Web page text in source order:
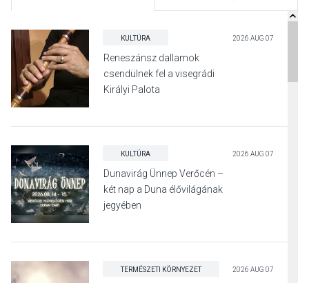
KULTÚRA 2026 AUG 07
Reneszánsz dallamok
csendülnek fel a visegrádi
Királyi Palota
KULTÚRA 2026 AUG 07
Dunavirág Ünnep Verőcén –
két nap a Duna élővilágának
jegyében
TERMÉSZETI KÖRNYEZET 2026 AUG 07